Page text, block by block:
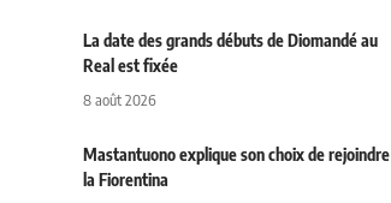
La date des grands débuts de Diomandé au
Real est fixée
8 août 2026
Mastantuono explique son choix de rejoindre
la Fiorentina